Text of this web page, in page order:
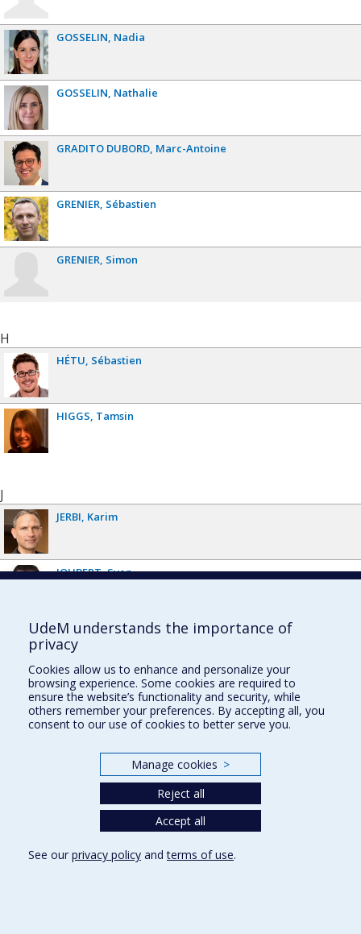
GOSSELIN Nadia
GOSSELIN Nathalie
GRADITO DUBORD Marc-Antoine
GRENIER Sébastien
GRENIER Simon
H
HÉTU Sébastien
HIGGS Tamsin
J
JERBI Karim
JOUBERT Sven
JOUSSEMET Mireille
KING Suzanne
Julie
UdeM understands the importance of
privacy
Cookies allow us to enhance and personalize your
browsing experience. Some cookies are required to
ensure the website’s functionality and security, while
others remember your preferences. By accepting all, you
consent to our use of cookies to better serve you.
Manage cookies >
Reject all
Accept all
See our privacy policy andterms of use.